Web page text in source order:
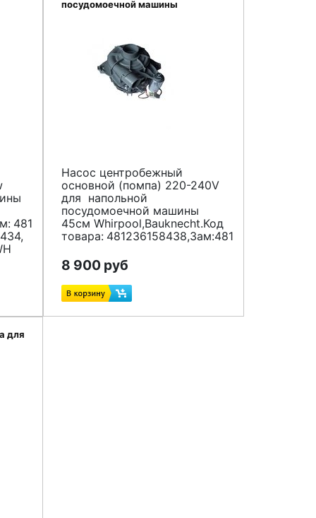
481010625628,
посудомоечной машины
Насос центробежный
основной (помпа) 220-240V
для напольной
посудомоечной машины
45см Whirpool,Bauknecht.Код
товара: 481236158438,Зам:481236158524
8 900 руб
для